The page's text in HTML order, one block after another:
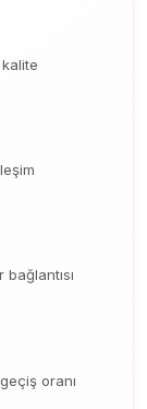
oranı